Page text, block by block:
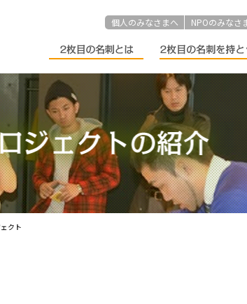
個人のみなさまへ NPOのみなさ
クト